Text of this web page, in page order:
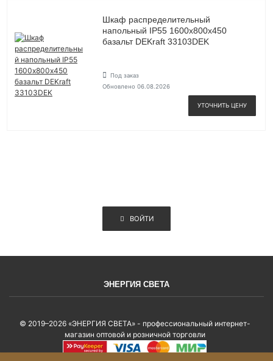
Шкаф распределительный
напольный IP55 1600х800х450
базальт DEKraft 33103DEK
Под заказ
Обновлено 06.08.2026
УТОЧНИТЬ ЦЕНУ
ВОЙТИ
ЭНЕРГИЯ СВЕТА
© 2019–2026 «ЭНЕРГИЯ СВЕТА» - профессиональный интернет-
магазин оптовой и розничной торговли